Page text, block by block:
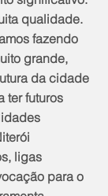
qualidade.
fazendo
grande,
da cidade
ter futuros
ligas
para o